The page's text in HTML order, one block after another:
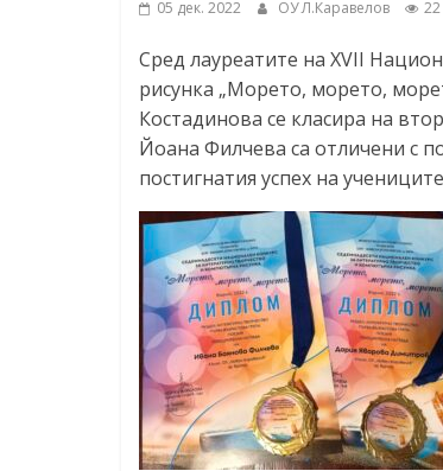
05 дек. 2022 ОУ Л.Каравелов
Сред лауреатите на XVII
рисунка „Морето, морето,
Костадинова се класира на
Йоана Филчева са отличени с
постигнатия успех на